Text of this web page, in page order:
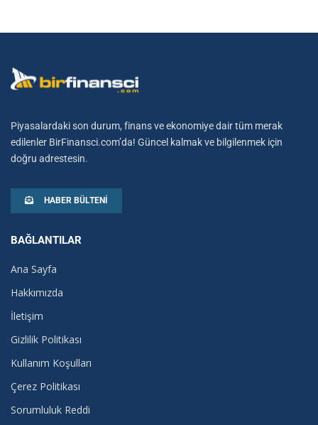
Piyasalardaki son durum, finans ve ekonomiye dair tüm merak
edilenler BirFinansci.com’da! Güncel kalmak ve bilgilenmek için
doğru adrestesin.
HABER BÜLTENI
BAĞLANTILAR
Ana Sayfa
Hakkımızda
İletişim
Gizlilik Politikası
Kullanım Koşulları
Çerez Politikası
Sorumluluk Reddi